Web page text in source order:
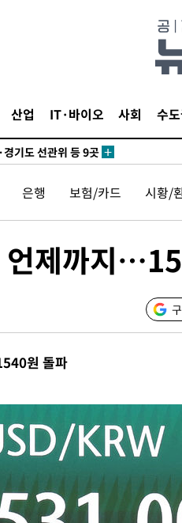
산업 IT·바이오 사회 수
1850명 사망
송치
망 관련 압수수색
개장
개장
보'
관세, 120일 후 발
수 징계 절차 개시
3년
구속기소
1850명 사망
송치
할라피뇨"-- CDC
은행 보험/카드 시황/
언제까지
원 돌파